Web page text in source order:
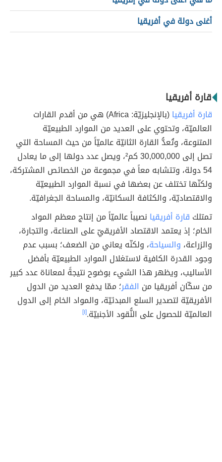
أغنى دولة في أفريقيا
قارة أفريقيا
قارة أفريقيا
(بالإنجليزيّة: Africa) هي من أقدم القارات
العالميّة، وتحتوي على العديد من الموارد الطبيعيّة
المتنوعة، وتُعدُّ القارة الثانيّة عالميّاً من حيث المساحة التي
تصل إلى 30,000,000 كم²، ويصل عدد دولها إلى ما يعادل
54 دولة، وتتشابه معاً في مجموعة من الخصائص المشتركة،
ولكنّها تختلف عن بعضها في نسبة الموارد الطبيعيّة
والاقتصاديّة، والكثافة السكانيّة، والمساحة الجغرافيّة.
تمتلك قارة أفريقيا نصيباً عالميّاً من إنتاج معظم المواد
الخام؛ إذ يعتمد الاقتصاد الأفريقيّ على الصناعة، والتجارة،
والزراعة، والسياحة، ولكنّه يعاني من الضعف؛ بسبب عدم
وجود القدرة الكافية لاستغلال الموارد الطبيعيّة بأفضل
الأساليب، ويظهر هذا الشيء بوضوح نتيجةً لمعاناة عدد كبير
من سكّان أفريقيا من الفقر؛ ممّا يدفع العديد من الدول
الأفريقيّة لتصدير السلع المبدئيّة، والمواد الخام إلى الدول
العالميّة للحصول على النُّقود الأجنبيّة.[١]